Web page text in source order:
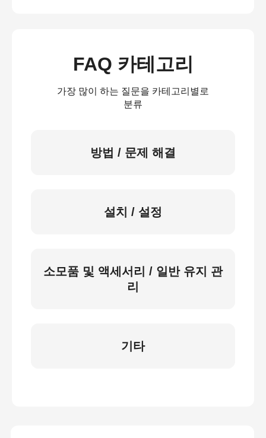
FAQ 카테고리
가장 많이 하는 질문을 카테고리별로
분류
방법 / 문제 해결
설치 / 설정
소모품 및 액세서리 / 일반 유지 관
리
기타